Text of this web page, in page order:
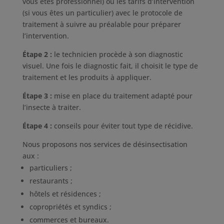
(si vous êtes un particulier) avec le protocole de
traitement à suivre au préalable pour préparer
l’intervention.
Étape 2 : le technicien procède à son diagnostic
visuel. Une fois le diagnostic fait, il choisit le type de
traitement et les produits à appliquer.
Étape 3 : mise en place du traitement adapté pour
l’insecte à traiter.
Étape 4 : conseils pour éviter tout type de récidive.
Nous proposons nos services de désinsectisation
aux :
particuliers ;
restaurants ;
hôtels et résidences ;
copropriétés et syndics ;
commerces et bureaux.